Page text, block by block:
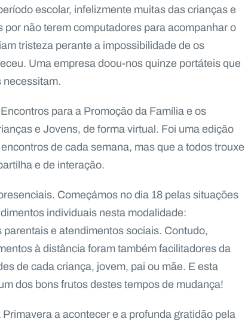
escolar, infelizmente muitas das crianças e
não terem computadores para acompanhar o
tristeza perante a impossibilidade de os
Uma empresa doou-nos quinze portáteis que
necessitam.
para a Promoção da Família e os
e Jovens, de forma virtual. Foi uma edição
de cada semana, mas que a todos trouxe
e de interação.
Começámos no dia 18 pelas situações
individuais nesta modalidade:
e atendimentos sociais. Contudo,
à distância foram também facilitadores da
de cada criança, jovem, pai ou mãe. E esta
dos bons frutos destes tempos de mudança!
a acontecer e a profunda gratidão pela